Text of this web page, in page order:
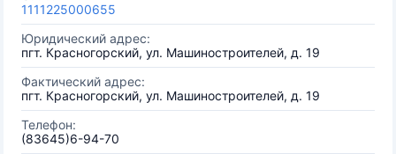
1111225000655
Юридический адрес:
пгт. Красногорский, ул. Машиностроителей, д. 19
Фактический адрес:
пгт. Красногорский, ул. Машиностроителей, д. 19
Телефон:
(83645)6-94-70